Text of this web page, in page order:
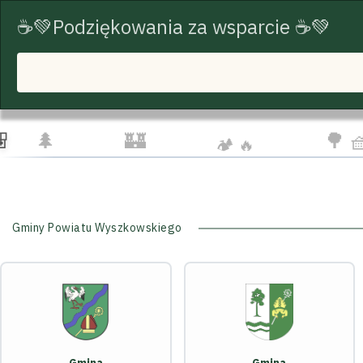
START TRASY ROWEROWE TURYSTYKA
☁️ 🦅
🌲 🏰 🏕️ 🔥 🌳
Gminy Powiatu Wyszkowskiego
☕💚Podziękowania za wsparcie ☕💚